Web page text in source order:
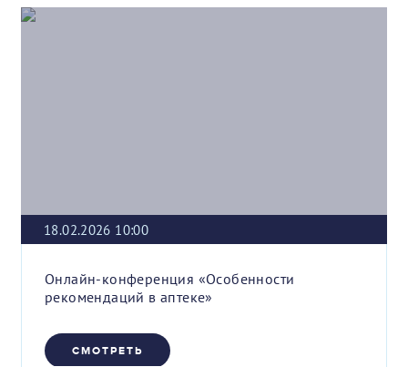
18.02.2026 10:00
Онлайн-конференция «Особенности
рекомендаций в аптеке»
СМОТРЕТЬ